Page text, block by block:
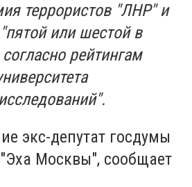
террористов "ЛНР" и
или шестой в
рейтингам
экс-депутат госдумы
Москвы", сообщает